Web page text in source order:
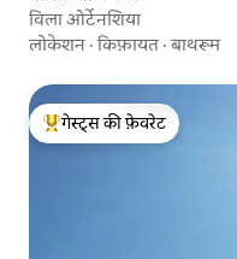
विला ओर्टेनशिया
लोकेशन ·किफ़ायत ·बाथरूम
गेस्ट्स का टॉप फ़ेवरेट
गेस्ट्स की फ़ेवरेट